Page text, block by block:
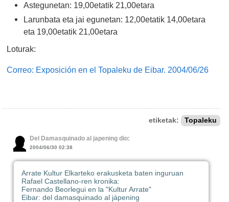
Astegunetan: 19,00etatik 21,00etara
Larunbata eta jai egunetan: 12,00etatik 14,00etara
eta 19,00etatik 21,00etara
Loturak:
Correo: Exposición en el Topaleku de Eibar. 2004/06/26
etiketak: Topaleku
Del Damasquinado al japening dio:
2004/06/30 02:38
Arrate Kultur Elkarteko erakusketa baten inguruan
Rafael Castellano-ren kronika:
Fernando Beorlegui en la "Kultur Arrate"
Eibar: del damasquinado al jápening